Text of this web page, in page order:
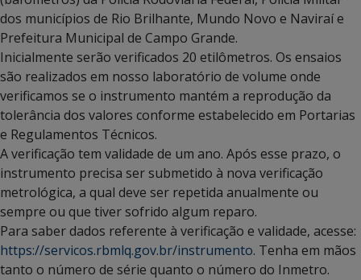
dos municípios de Rio Brilhante, Mundo Novo e Naviraí e
Prefeitura Municipal de Campo Grande.
Inicialmente serão verificados 20 etilômetros. Os ensaios
são realizados em nosso laboratório de volume onde
verificamos se o instrumento mantém a reprodução da
tolerância dos valores conforme estabelecido em Portarias
e Regulamentos Técnicos.
A verificação tem validade de um ano. Após esse prazo, o
instrumento precisa ser submetido à nova verificação
metrológica, a qual deve ser repetida anualmente ou
sempre ou que tiver sofrido algum reparo.
Para saber dados referente à verificação e validade, acesse:
https://servicos.rbmlq.gov.br/instrumento. Tenha em mãos
tanto o número de série quanto o número do Inmetro.